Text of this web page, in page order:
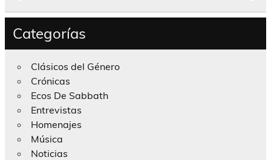
Categorías
Clásicos del Género
Crónicas
Ecos De Sabbath
Entrevistas
Homenajes
Música
Noticias